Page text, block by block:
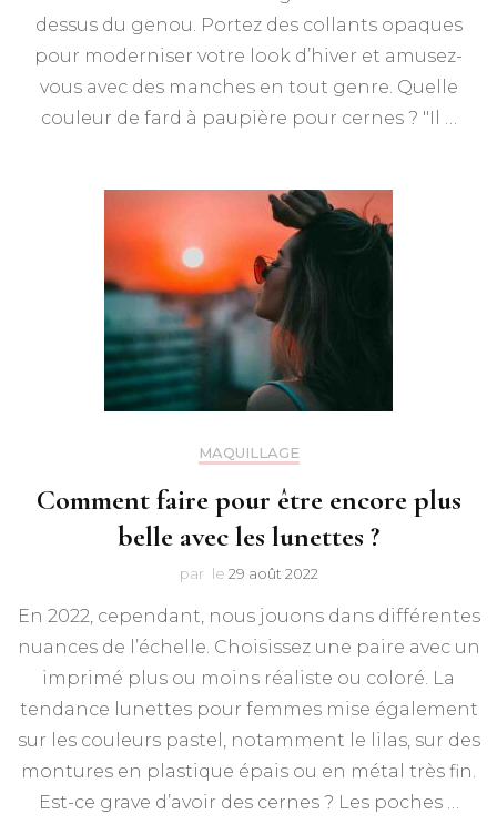
dessus du genou. Portez des collants opaques
pour moderniser votre look d’hiver et amusez-
vous avec des manches en tout genre. Quelle
couleur de fard à paupière pour cernes ? "Il …
MAQUILLAGE
Comment faire pour être encore plus
belle avec les lunettes ?
par le 29 août 2022
En 2022, cependant, nous jouons dans différentes
nuances de l’échelle. Choisissez une paire avec un
imprimé plus ou moins réaliste ou coloré. La
tendance lunettes pour femmes mise également
sur les couleurs pastel, notamment le lilas, sur des
montures en plastique épais ou en métal très fin.
Est-ce grave d’avoir des cernes ? Les poches …